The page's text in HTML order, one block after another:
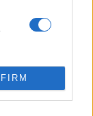
lodě uvázly,
v